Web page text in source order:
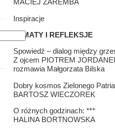
MACIEJ ZAREMBA
Inspiracje
TEMATY I REFLEKSJE
Spowiedź – dialog między
Z ojcem PIOTREM
rozmawia Małgorzata Bilska
Dobry kosmos Zielonego
BARTOSZ WIECZOREK
O różnych godzinach: ***
HALINA BORTNOWSKA